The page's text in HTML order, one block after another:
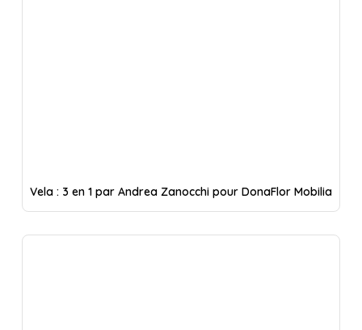
Vela : 3 en 1 par Andrea Zanocchi pour DonaFlor Mobilia